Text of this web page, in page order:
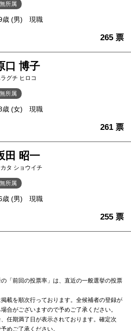
無所属
歳 (男) 現職
265 票
口 博子
グチ ヒロコ
無所属
歳 (女) 現職
261 票
田 昭一
タ ショウイチ
無所属
歳 (男) 現職
255 票
「前回の投票率」は、直近の一般選挙の投票
載を順次行っております。全候補者の登録が
合がございますので予めご了承ください。
任期満了日が表示されております。確定次
めご了承ください。